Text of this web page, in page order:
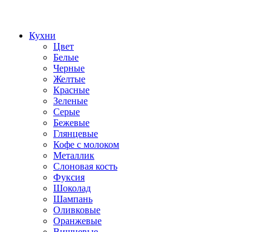
Кухни
Цвет
Белые
Черные
Желтые
Красные
Зеленые
Серые
Бежевые
Глянцевые
Кофе с молоком
Металлик
Слоновая кость
Фуксия
Шоколад
Шампань
Оливковые
Оранжевые